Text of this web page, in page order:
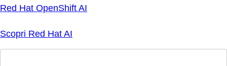
Red Hat OpenShift AI
Scopri Red Hat AI